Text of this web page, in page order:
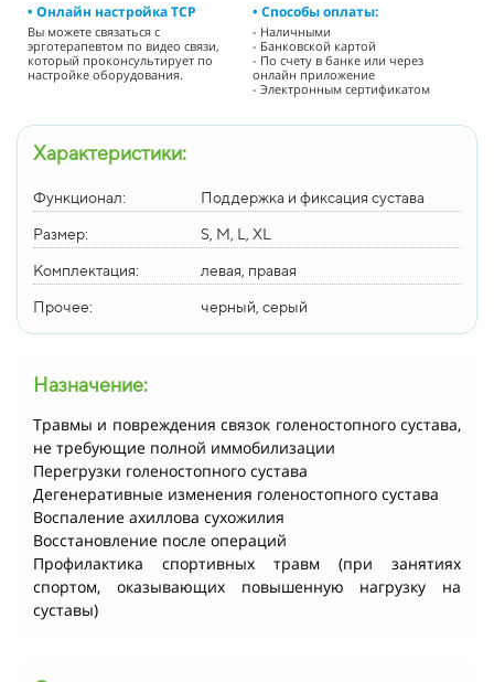
• Онлайн настройка ТСР
Вы можете связаться с
эрготерапевтом по видео связи,
который проконсультирует по
настройке оборудования.
• Способы оплаты:
- Наличными
- Банковской картой
- По счету в банке или через
онлайн приложение
- Электронным сертификатом
Характеристики:
Функционал: Поддержка и фиксация сустава
Размер: S, M, L, XL
Комплектация: левая, правая
Прочее: черный, серый
Назначение:
Травмы и повреждения связок голеностопного сустава,
не требующие полной иммобилизации
Перегрузки голеностопного сустава
Дегенеративные изменения голеностопного сустава
Воспаление ахиллова сухожилия
Восстановление после операций
Профилактика спортивных травм (при занятиях
спортом, оказывающих повышенную нагрузку на
суставы)